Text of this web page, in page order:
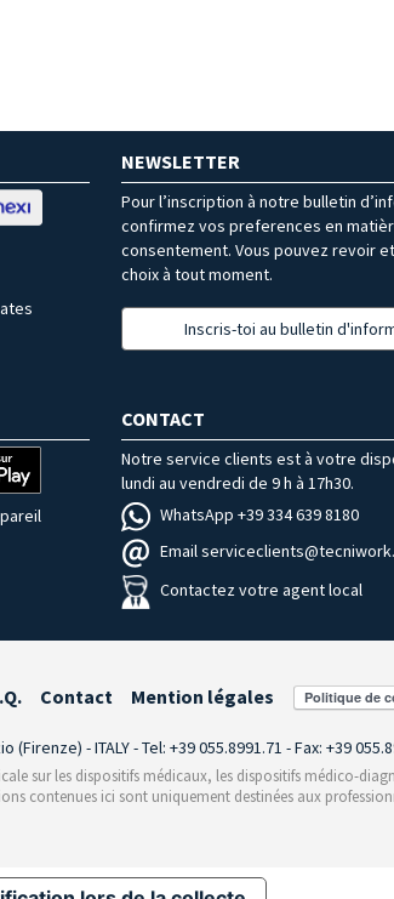
NEWSLETTER
Pour l’inscription à notre bulletin
confirmez vos preferences en
consentement. Vous pouvez revoir
choix à tout moment.
Inscris-toi au bulletin
CONTACT
Notre service clients est à votre
lundi au vendredi de 9 h à 17h30.
WhatsApp +39 334 639 8180
Email
Contactez votre agent local
Contact Mention légales
- ITALY - Tel: +39 055.8991.71 - Fax: +39
sur les dispositifs médicaux, les dispositifs médico-
contenues ici sont uniquement destinées aux